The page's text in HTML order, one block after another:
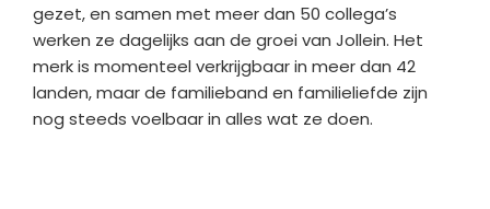
gezet, en samen met meer dan 50 collega’s
werken ze dagelijks aan de groei van Jollein. Het
merk is momenteel verkrijgbaar in meer dan 42
landen, maar de familieband en familieliefde zijn
nog steeds voelbaar in alles wat ze doen.